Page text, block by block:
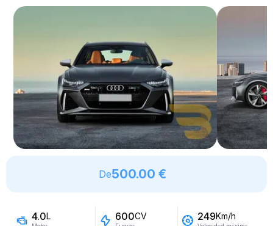
De500.00 €
4.0L 600CV 249Km/h